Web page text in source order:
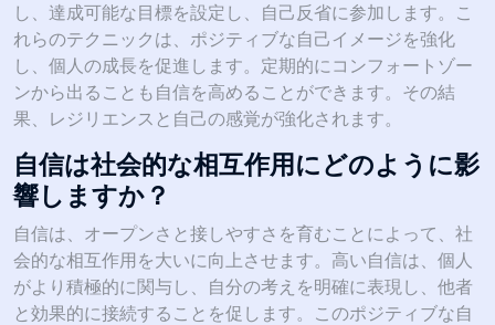
し、達成可能な目標を設定し、自己反省に参加します。こ
れらのテクニックは、ポジティブな自己イメージを強化
し、個人の成長を促進します。定期的にコンフォートゾー
ンから出ることも自信を高めることができます。その結
果、レジリエンスと自己の感覚が強化されます。
自信は社会的な相互作用にどのように影
響しますか？
自信は、オープンさと接しやすさを育むことによって、社
会的な相互作用を大いに向上させます。高い自信は、個人
がより積極的に関与し、自分の考えを明確に表現し、他者
と効果的に接続することを促します。このポジティブな自